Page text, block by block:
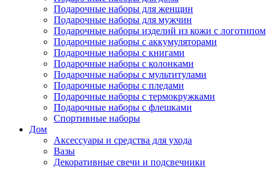
Подарочные наборы для женщин
Подарочные наборы для мужчин
Подарочные наборы изделий из кожи с логотипом
Подарочные наборы с аккумуляторами
Подарочные наборы с книгами
Подарочные наборы с колонками
Подарочные наборы с мультитулами
Подарочные наборы с пледами
Подарочные наборы с термокружками
Подарочные наборы с флешками
Спортивные наборы
Дом
Аксессуары и средства для ухода
Вазы
Декоративные свечи и подсвечники